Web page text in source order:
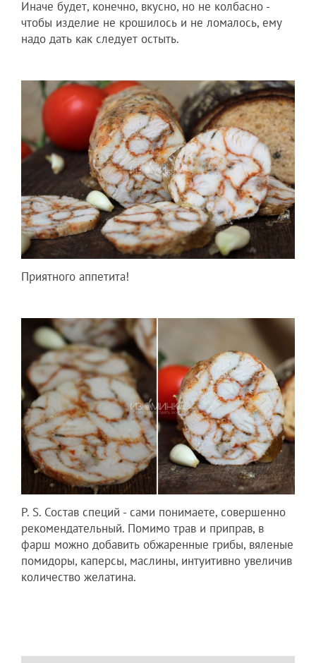
Иначе будет, конечно, вкусно, но не колбасно -
чтобы изделие не крошилось и не ломалось, ему
надо дать как следует остыть.
Приятного аппетита!
P. S. Состав специй - сами понимаете, совершенно
рекомендательный. Помимо трав и приправ, в
фарш можно добавить обжаренные грибы, вяленые
помидоры, каперсы, маслины, интуитивно увеличив
количество желатина.